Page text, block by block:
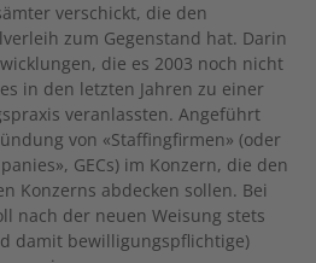
verschickt, die den
zum Gegenstand hat. Darin
die es 2003 noch nicht
in den letzten Jahren zu einer
veranlassten. Angeführt
von «Staffingfirmen» (oder
GECs) im Konzern, die den
Konzerns abdecken sollen. Bei
nach der neuen Weisung stets
damit bewilligungspflichtige)